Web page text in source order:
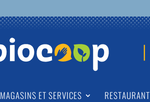
MAGASINS ET SERVICES RESTAURANT